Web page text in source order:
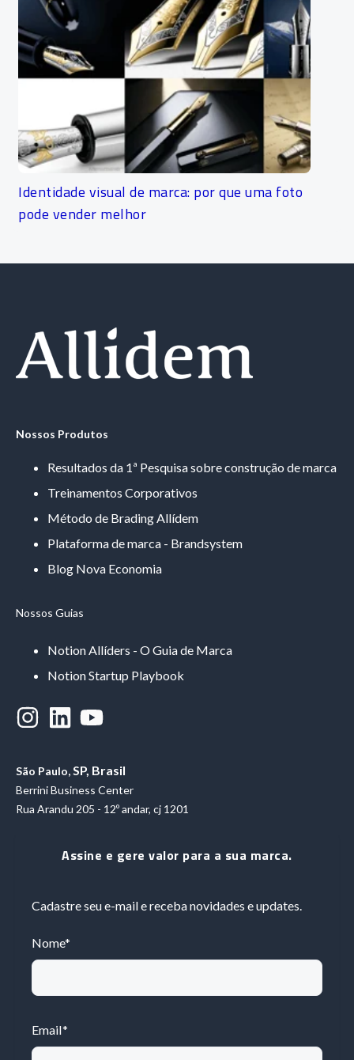
Identidade visual de marca: por que uma foto
pode vender melhor
Nossos Produtos
Resultados da 1ª Pesquisa sobre construção de marca
Treinamentos Corporativos
Método de Brading Allídem
Plataforma de marca - Brandsystem
Blog Nova Economia
Nossos Guias
Notion Allíders - O Guia de Marca
Notion Startup Playbook
São Paulo,SP, Brasil
Berrini Business Center
Rua Arandu 205 - 12º andar, cj 1201
Assine e gere valor para a sua marca.
Cadastre seu e-mail e receba novidades e updates.
Nome*
Email*